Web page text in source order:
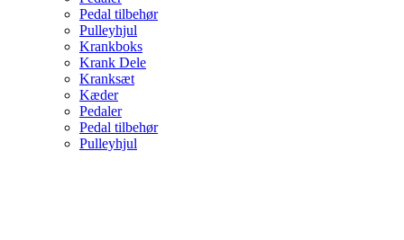
Pedal tilbehør
Pulleyhjul
Krankboks
Krank Dele
Kranksæt
Kæder
Pedaler
Pedal tilbehør
Pulleyhjul